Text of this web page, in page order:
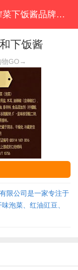
吉香居榨菜下饭酱品牌首页
下饭酱
物GO→
限公司是一家专注于
泡菜、红油豇豆、